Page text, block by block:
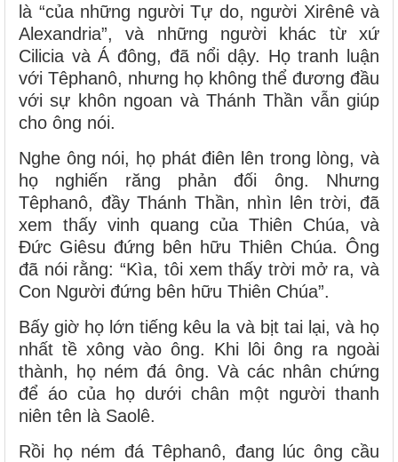
là “của những người Tự do, người Xirênê và
Alexandria”, và những người khác từ xứ
Cilicia và Á đông, đã nổi dậy. Họ tranh luận
với Têphanô, nhưng họ không thể đương đầu
với sự khôn ngoan và Thánh Thần vẫn giúp
cho ông nói.
Nghe ông nói, họ phát điên lên trong lòng, và
họ nghiến răng phản đối ông. Nhưng
Têphanô, đầy Thánh Thần, nhìn lên trời, đã
xem thấy vinh quang của Thiên Chúa, và
Đức Giêsu đứng bên hữu Thiên Chúa. Ông
đã nói rằng: “Kìa, tôi xem thấy trời mở ra, và
Con Người đứng bên hữu Thiên Chúa”.
Bấy giờ họ lớn tiếng kêu la và bịt tai lại, và họ
nhất tề xông vào ông. Khi lôi ông ra ngoài
thành, họ ném đá ông. Và các nhân chứng
để áo của họ dưới chân một người thanh
niên tên là Saolê.
Rồi họ ném đá Têphanô, đang lúc ông cầu